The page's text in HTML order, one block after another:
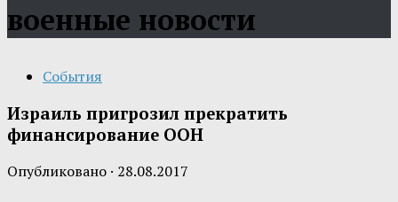
военные новости
События
Израиль пригрозил прекратить
финансирование ООН
Опубликовано · 28.08.2017